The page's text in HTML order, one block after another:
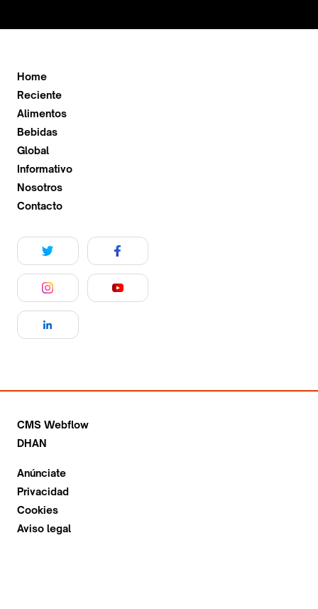
Home
Reciente
Alimentos
Bebidas
Global
Informativo
Nosotros
Contacto
CMS Webflow
DHAN
Anúnciate
Privacidad
Cookies
Aviso legal